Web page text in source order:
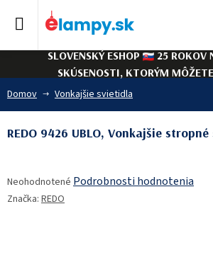
SLOVENSKÝ ESHOP
25 ROKOV
SKÚSENOSTI, KTORÝM
Domov Vonkajšie svietidla
REDO 9426 UBLO, Vonkajšie
hodnotenie
produktu
Neohodnotené Podrobnosti hodnotenia
Značka: REDO